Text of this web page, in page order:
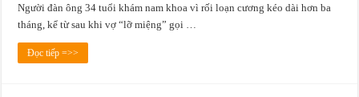
Người đàn ông 34 tuổi khám nam khoa vì rối loạn cương kéo dài hơn ba
tháng, kể từ sau khi vợ “lỡ miệng” gọi …
Đọc tiếp =>>